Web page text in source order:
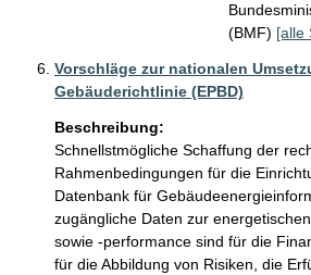
(BMF) [alle
Vorschläge zur nationalen
Gebäuderichtlinie (EPBD)
Beschreibung:
Schnellstmögliche Schaffung der
Rahmenbedingungen für die
Datenbank für
zugängliche Daten zur
sowie -performance sind für die
für die Abbildung von Risiken, die